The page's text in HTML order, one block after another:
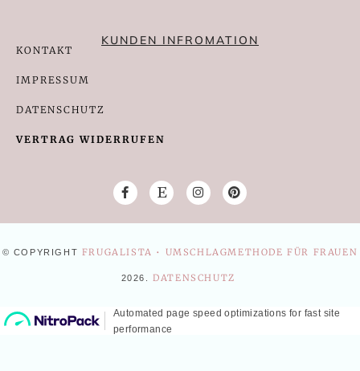
KUNDEN INFROMATION
KONTAKT
IMPRESSUM
DATENSCHUTZ
VERTRAG WIDERRUFEN
© COPYRIGHT FRUGALISTA • UMSCHLAGMETHODE FÜR FRAUEN
2026 DATENSCHUTZ